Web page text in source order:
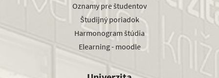
Oznamy pre študentov
Študijný poriadok
Harmonogram štúdia
Elearning - moodle